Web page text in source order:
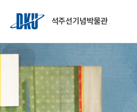
석주선기념박물관